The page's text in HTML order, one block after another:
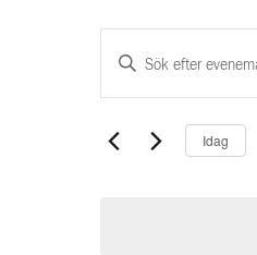
Search
Views
Ange
efter
Idag